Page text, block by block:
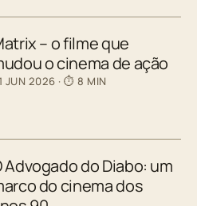
– o filme que
o cinema de ação
JUN 2026 · ⏱ 8 MIN
Advogado do Diabo: um
do cinema dos